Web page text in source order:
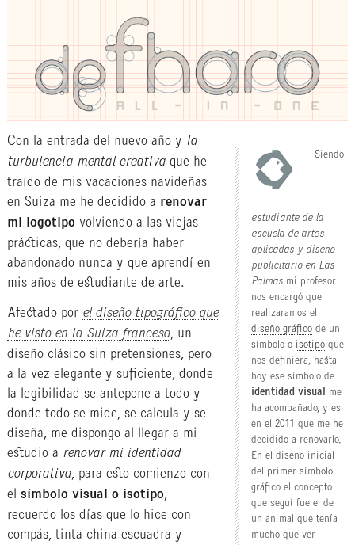
Siendo
estudiante de la
escuela de artes
aplicadas y diseño
publicitario en Las
Palmas mi profesor
nos encargó que
realizaramos el
diseño gráfico de un
símbolo o isotipo que
nos definiera, hasta
hoy ese símbolo de
identidad visual me
ha acompañado, y es
en el 2011 que me he
decidido a renovarlo.
En el diseño inicial
del primer símbolo
gráfico el concepto
que seguí fue el de
un animal que tenía
mucho que ver
Con la entrada del nuevo año y la
turbulencia mental creativaque he
traído de mis vacaciones navideñas
en Suiza me he decidido a renovar
mi logotipovolviendo a las viejas
prácticas, que no debería haber
abandonado nunca y que aprendí en
mis años de estudiante de arte.
Afectado por el diseño tipográfico que
he visto en la Suiza francesa, un
diseño clásico sin pretensiones, pero
a la vez elegante y suficiente, donde
la legibilidad se antepone a todo y
donde todo se mide, se calcula y se
diseña, me dispongo al llegar a mi
estudio a renovar mi identidad
corporativa, para esto comienzo con
el símbolo visual o isotipo,
recuerdo los días que lo hice con
compás, tinta china escuadra y